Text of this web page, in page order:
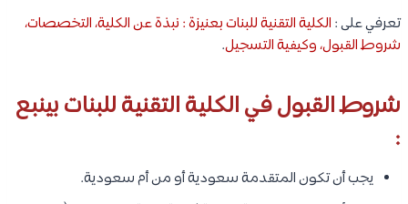
تعرفي على : الكلية التقنية للبنات بعنيزة : نبذة عن الكلية، التخصصات،
شروط القبول، وكيفية التسجيل.
شروط القبول في الكلية التقنية للبنات بينبع
:
يجب أن تكون المتقدمة سعودية أو من أم سعودية.